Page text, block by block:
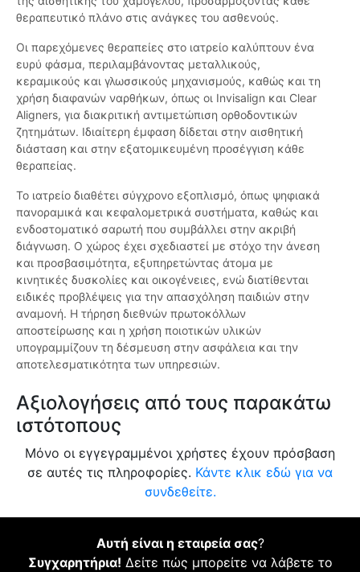
θεραπευτικό πλάνο στις ανάγκες του ασθενούς.
Οι παρεχόμενες θεραπείες στο ιατρείο καλύπτουν ένα
ευρύ φάσμα, περιλαμβάνοντας μεταλλικούς,
κεραμικούς και γλωσσικούς μηχανισμούς, καθώς και τη
χρήση διαφανών ναρθήκων, όπως οι Invisalign και Clear
Aligners, για διακριτική αντιμετώπιση ορθοδοντικών
ζητημάτων. Ιδιαίτερη έμφαση δίδεται στην αισθητική
διάσταση και στην εξατομικευμένη προσέγγιση κάθε
θεραπείας.
Το ιατρείο διαθέτει σύγχρονο εξοπλισμό, όπως ψηφιακά
πανοραμικά και κεφαλομετρικά συστήματα, καθώς και
ενδοστοματικό σαρωτή που συμβάλλει στην ακριβή
διάγνωση. Ο χώρος έχει σχεδιαστεί με στόχο την άνεση
και προσβασιμότητα, εξυπηρετώντας άτομα με
κινητικές δυσκολίες και οικογένειες, ενώ διατίθενται
ειδικές προβλέψεις για την απασχόληση παιδιών στην
αναμονή. Η τήρηση διεθνών πρωτοκόλλων
αποστείρωσης και η χρήση ποιοτικών υλικών
υπογραμμίζουν τη δέσμευση στην ασφάλεια και την
αποτελεσματικότητα των υπηρεσιών.
Αξιολογήσεις από τους παρακάτω
ιστότοπους
Μόνο οι εγγεγραμμένοι χρήστες έχουν πρόσβαση
σε αυτές τις πληροφορίες. Κάντε κλικ εδώ για να
συνδεθείτε.
Αυτή είναι η εταιρεία σας?
Συγχαρητήρια! Δείτε πώς μπορείτε να λάβετε το